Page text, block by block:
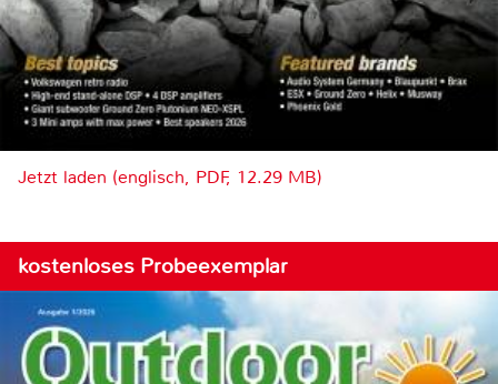
Jetzt laden (englisch, PDF, 12.29 MB)
kostenloses Probeexemplar